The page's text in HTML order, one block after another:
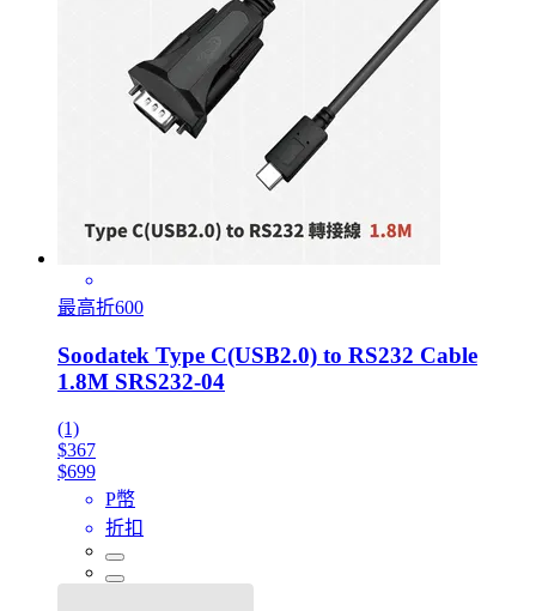
最高折600
Soodatek Type C(USB2.0) to RS232 Cable
1.8M SRS232-04
(1)
$367
$699
P幣
折扣